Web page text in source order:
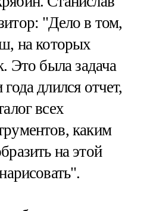
"Дело в том,
на которых
Это была задача
длился отчет,
всех
каким
на этой